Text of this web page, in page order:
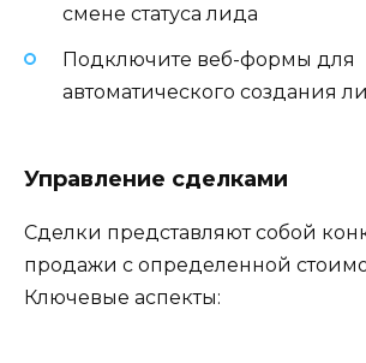
смене статуса лида
Подключите веб-формы для
автоматического создания
Управление сделками
Сделки представляют собой
продажи с определенной
Ключевые аспекты: